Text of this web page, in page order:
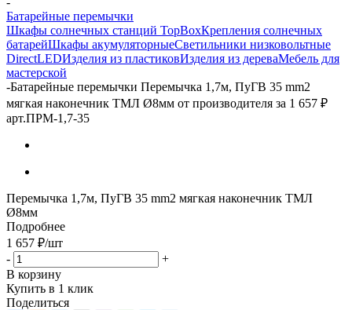
Батарейные перемычки
Шкафы солнечных станций TopBoxКрепления солнечных
батарейШкафы акумуляторныеСветильники низковольтные
DirectLEDИзделия из пластиковИзделия из дереваМебель для
мастерской
-Батарейные перемычки Перемычка 1,7м, ПуГВ 35 mm2
мягкая наконечник ТМЛ Ø8мм от производителя за 1 657 ₽
арт.ПРМ-1,7-35
Перемычка 1,7м, ПуГВ 35 mm2 мягкая наконечник ТМЛ
Ø8мм
Подробнее
1 657 ₽/шт
-
+
В корзину
Купить в 1 клик
Поделиться